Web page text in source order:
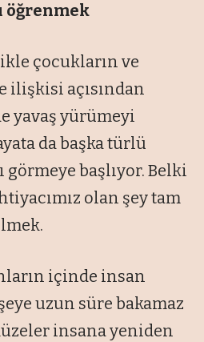
öğrenmek
çocukların ve
ilişkisi açısından
yavaş yürümeyi
da başka türlü
görmeye başlıyor. Belki
olan şey tam
içinde insan
uzun süre bakamaz
insana yeniden